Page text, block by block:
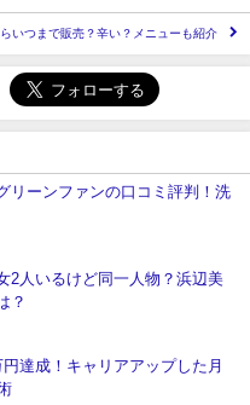
いつまで販売？辛い？メニューも紹介
リーンファンの口コミ評判！洗
2人いるけど同一人物？浜辺美
？
達成！キャリアアップした月